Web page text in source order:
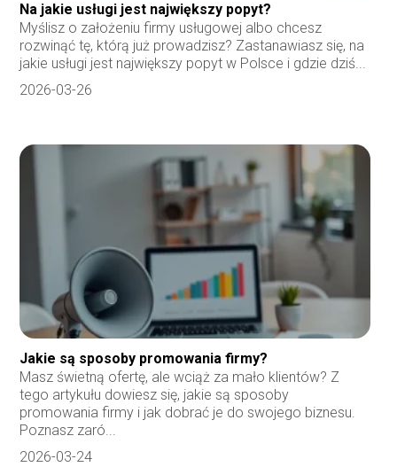
Na jakie usługi jest największy popyt?
Myślisz o założeniu firmy usługowej albo chcesz
rozwinąć tę, którą już prowadzisz? Zastanawiasz się, na
jakie usługi jest największy popyt w Polsce i gdzie dziś...
2026-03-26
Jakie są sposoby promowania firmy?
Masz świetną ofertę, ale wciąż za mało klientów? Z
tego artykułu dowiesz się, jakie są sposoby
promowania firmy i jak dobrać je do swojego biznesu.
Poznasz zaró...
2026-03-24